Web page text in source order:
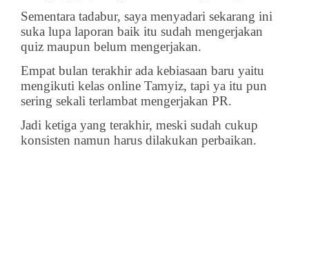
Sementara tadabur, saya menyadari sekarang ini
suka lupa laporan baik itu sudah mengerjakan
quiz maupun belum mengerjakan.
Empat bulan terakhir ada kebiasaan baru yaitu
mengikuti kelas online Tamyiz, tapi ya itu pun
sering sekali terlambat mengerjakan PR.
Jadi ketiga yang terakhir, meski sudah cukup
konsisten namun harus dilakukan perbaikan.